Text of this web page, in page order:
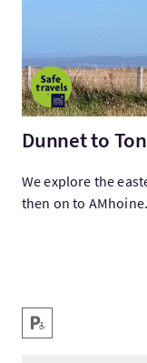
Dunnet to
We explore the
then on to
Services
Parking pour